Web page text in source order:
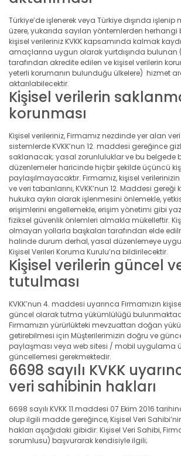
Türkiye’de işlenerek veya Türkiye dışında
üzere, yukarıda sayılan yöntemlerden herhangi
kişisel verileriniz KVKK kapsamında kalmak
amaçlarına uygun olarak yurtdışında bulunan
tarafından akredite edilen ve kişisel verilerin
yeterli korumanın bulunduğu ülkelere) hizmet
aktarılabilecektir.
Kişisel verilerin
korunması
Kişisel verileriniz, Firmamız nezdinde yer alan
sistemlerde KVKK’nun 12. maddesi gereğince
saklanacak; yasal zorunluluklar ve bu belgede
düzenlemeler haricinde hiçbir şekilde üçüncü
paylaşılmayacaktır. Firmamız, kişisel verilerinizin
ve veri tabanlarını, KVKK’nun 12. Maddesi gereği
hukuka aykırı olarak işlenmesini önlemekle,
erişimlerini engellemekle, erişim yönetimi gibi
fiziksel güvenlik önlemleri almakla mükelleftir.
olmayan yollarla başkaları tarafından elde
halinde durum derhal, yasal düzenlemeye
Kişisel Verileri Koruma Kurulu’na bildirilecektir.
Kişisel verilerin güncel
tutulması
KVKK’nun 4. maddesi uyarınca Firmamızın
güncel olarak tutma yükümlülüğü
Firmamızın yürürlükteki mevzuattan doğan
getirebilmesi için Müşterilerimizin doğru ve
paylaşması veya web sitesi / mobil uygulama
güncellemesi gerekmektedir.
6698 sayılı KVKK
veri sahibinin hakları
6698 sayılı KVKK 11.maddesi 07 Ekim 2016
olup ilgili madde gereğince, Kişisel Veri
hakları aşağıdaki gibidir: Kişisel Veri Sahibi,
sorumlusu) başvurarak kendisiyle ilgili;